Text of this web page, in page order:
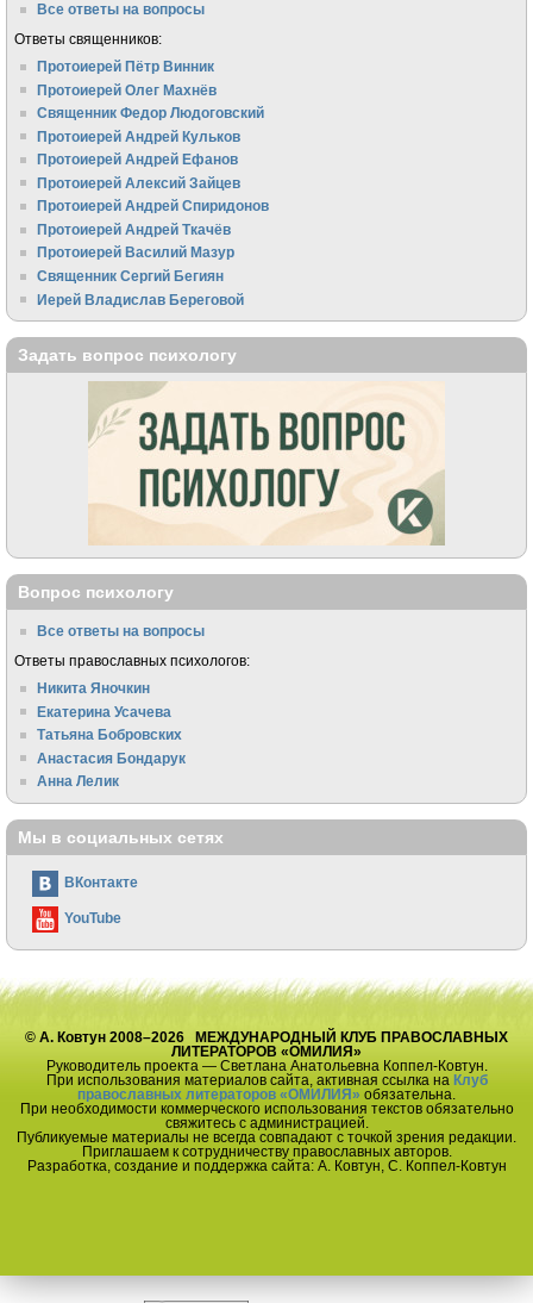
Все ответы на вопросы
Ответы священников:
Протоиерей Пётр Винник
Протоиерей Олег Махнёв
Священник Федор Людоговский
Протоиерей Андрей Кульков
Протоиерей Андрей Ефанов
Протоиерей Алексий Зайцев
Протоиерей Андрей Спиридонов
Протоиерей Андрей Ткачёв
Протоиерей Василий Мазур
Священник Сергий Бегиян
Иерей Владислав Береговой
Задать вопрос психологу
Вопрос психологу
Все ответы на вопросы
Ответы православных психологов:
Никита Яночкин
Екатерина Усачева
Татьяна Бобровских
Анастасия Бондарук
Анна Лелик
Мы в социальных сетях
ВКонтакте
YouTube
© А. Ковтун 2008–2026 МЕЖДУНАРОДНЫЙ КЛУБ ПРАВОСЛАВНЫХ
ЛИТЕРАТОРОВ «ОМИЛИЯ»
Руководитель проекта — Светлана Анатольевна Коппел-Ковтун.
При использования материалов сайта, активная ссылка на Клуб
православных литераторов «ОМИЛИЯ» обязательна.
При необходимости коммерческого использования текстов обязательно
свяжитесь с администрацией.
Публикуемые материалы не всегда совпадают с точкой зрения редакции.
Приглашаем к сотрудничеству православных авторов.
Разработка, создание и поддержка сайта: А. Ковтун, С. Коппел-Ковтун